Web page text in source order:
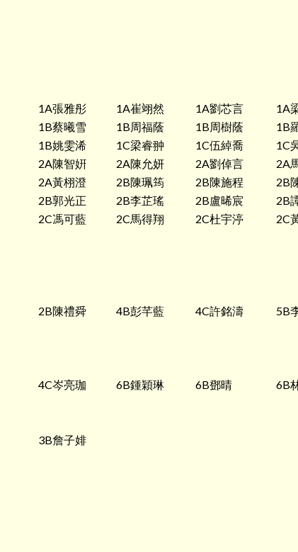
1A張雅彤 1A崔翊然 1A劉芯言
1A
1B蔡曦雪 1B周福蔭 1B周樹蔭
1B
1B姚雯浠 1C梁睿翀 1C伍綽喬
1C
2A陳智姸 2A陳允妍 2A劉倬言
2A
2A黃栩澄 2B陳珮筠 2B陳施程
2B
2B郭光正 2B李芷瑤 2B盧晞宸
2B
2C馮可藍 2C馬得翔 2C杜宇渟 2C
2B陳禮舜 4B彭芊藍 4C許銘濤 5B
4C岑亮珈 6B鍾穎琳 6B鄧晴 6B
3B詹子婔